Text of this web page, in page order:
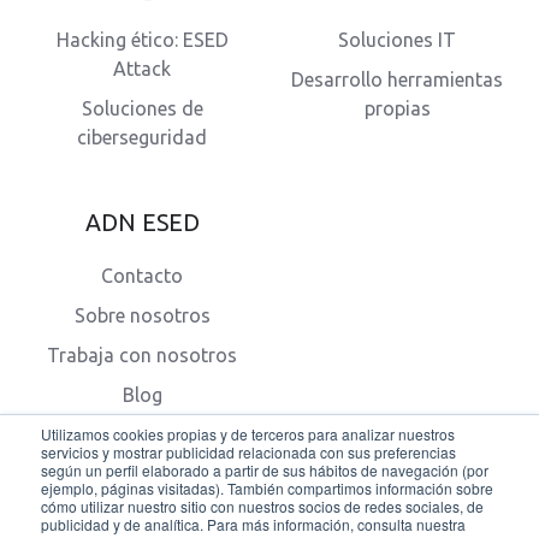
Utilizamos cookies propias y de terceros para analizar nuestros
servicios y mostrar publicidad relacionada con sus preferencias
según un perfil elaborado a partir de sus hábitos de navegación (por
ejemplo, páginas visitadas). También compartimos información sobre
cómo utilizar nuestro sitio con nuestros socios de redes sociales, de
publicidad y de analítica. Para más información, consulta nuestra
Hacking ético: ESED
Attack
Soluciones de
ciberseguridad
Soluciones IT
Desarrollo herramientas
propias
ADN ESED
Contacto
Sobre nosotros
Trabaja con nosotros
Blog